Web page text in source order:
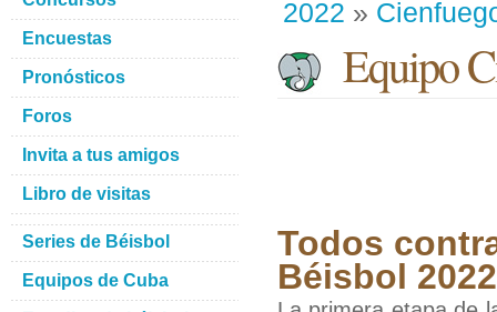
2022 »
Equipo
Todos
Béisbol 2022
Encuestas
Pronósticos
Foros
Invita a tus amigos
Libro de visitas
Series de Béisbol
Equipos de Cuba